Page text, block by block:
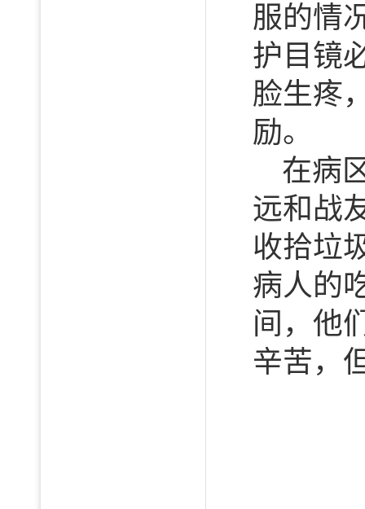
服的情
护目镜
脸生疼
励。
在病
远和战
收拾垃
病人的
间，他
辛苦，